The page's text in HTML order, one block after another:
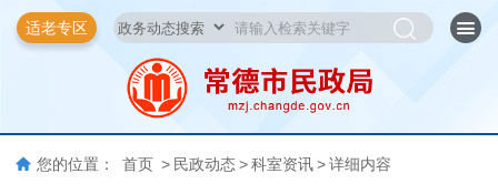
适老专区
您的位置： 首页 > 民政动态 > 科室资讯 > 详细内容